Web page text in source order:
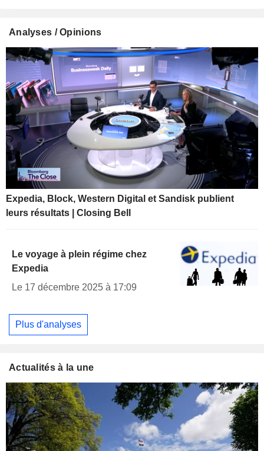
Analyses / Opinions
Expedia, Block, Western Digital et Sandisk publient
leurs résultats | Closing Bell
Le voyage à plein régime chez
Expedia
Le 17 décembre 2025 à 17:09
Plus d'analyses
Actualités à la une